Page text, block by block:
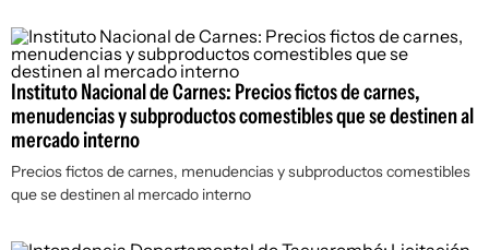
Instituto Nacional de Carnes: Precios fictos de carnes,
menudencias y subproductos comestibles que se destinen al
mercado interno
Precios fictos de carnes, menudencias y subproductos comestibles
que se destinen al mercado interno